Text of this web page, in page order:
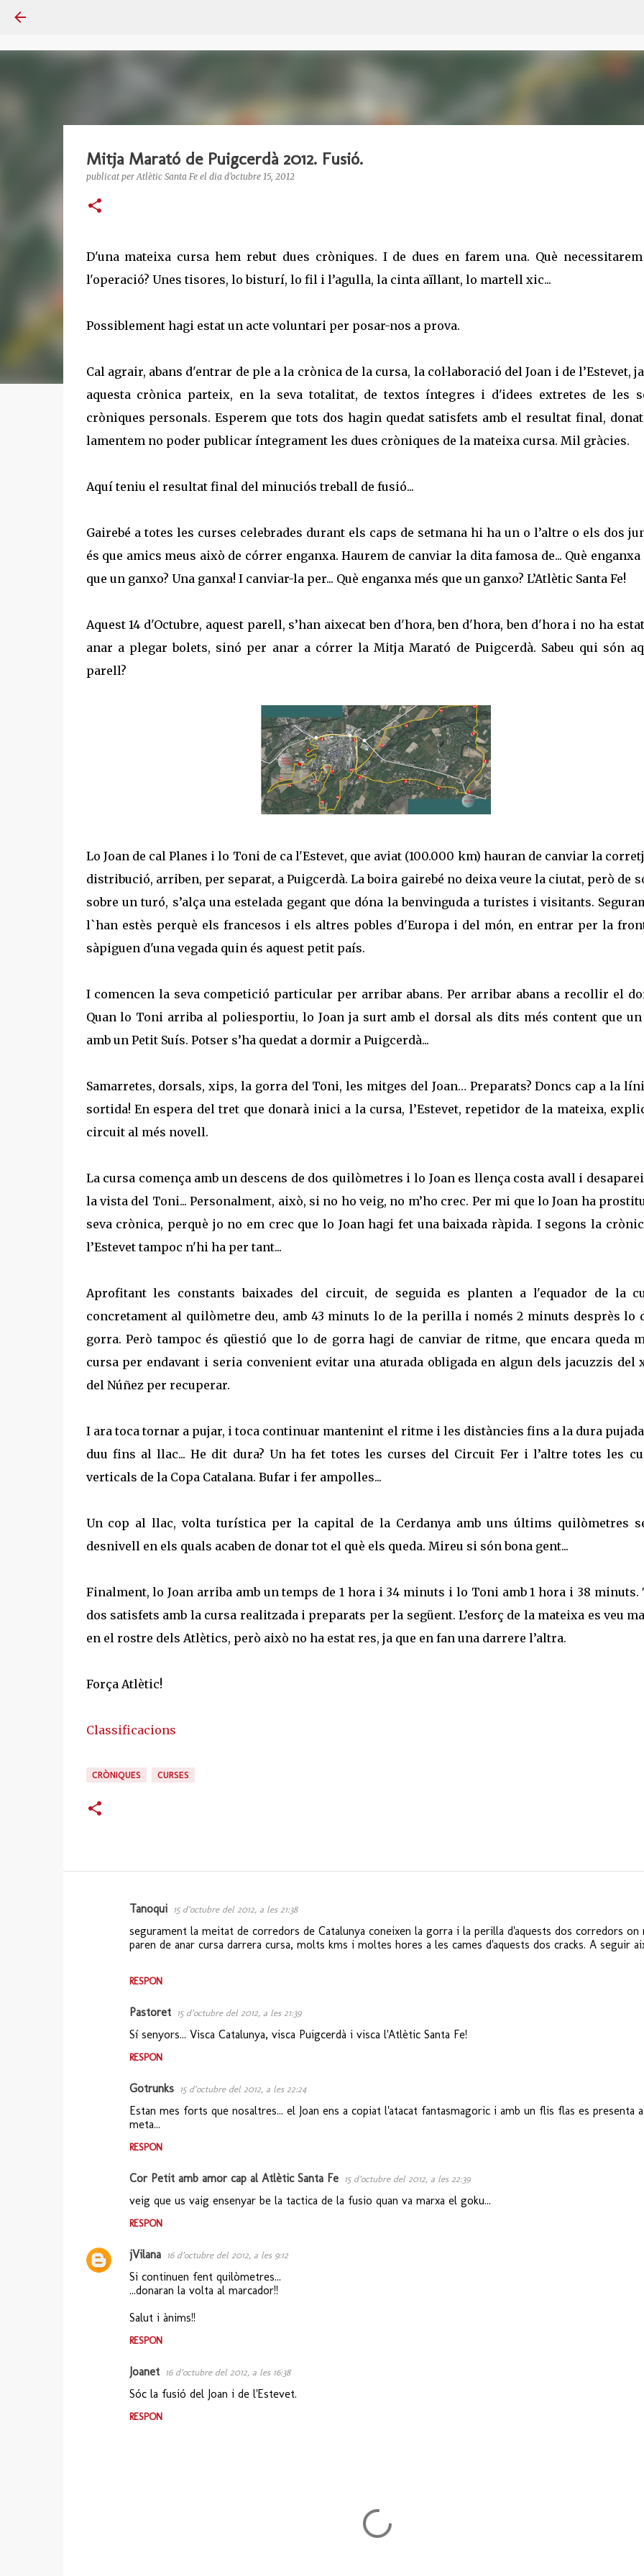
Mitja Marató de Puigcerdà 2012. Fusió.
publicat perAtlètic Santa Fe el dia d’octubre 15, 2012
D'una mateixa cursa hem rebut dues cròniques. I de dues en farem una. Què
l'operació? Unes tisores, lo bisturí, lo fil i l’agulla, la cinta aïllant, lo martell xic...
Possiblement hagi estat un acte voluntari per posar-nos a prova.
Cal agrair, abans d'entrar de ple a la crònica de la cursa, la col·laboració del Joan i de l’Estevet,
aquesta crònica parteix, en la seva totalitat, de textos íntegres i d'idees extretes de les
cròniques personals. Esperem que tots dos hagin quedat satisfets amb el resultat final,
lamentem no poder publicar íntegrament les dues cròniques de la mateixa cursa. Mil gràcies.
Aquí teniu el resultat final del minuciós treball de fusió...
Gairebé a totes les curses celebrades durant els caps de setmana hi ha un o l’altre o els dos
és que amics meus això de córrer enganxa. Haurem de canviar la dita famosa de... Què enganxa
que un ganxo? Una ganxa! I canviar-la per... Què enganxa més que un ganxo? L’Atlètic Santa Fe!
Aquest 14 d'Octubre, aquest parell, s’han aixecat ben d'hora, ben d'hora, ben d'hora i no ha
anar a plegar bolets, sinó per anar a córrer la Mitja Marató de Puigcerdà. Sabeu qui són
parell?
Lo Joan de cal Planes i lo Toni de ca l'Estevet, que aviat (100.000 km) hauran de canviar la
distribució, arriben, per separat, a Puigcerdà. La boira gairebé no deixa veure la ciutat, però de
sobre un turó, s’alça una estelada gegant que dóna la benvinguda a turistes i visitants.
l`han estès perquè els francesos i els altres pobles d'Europa i del món, en entrar per la
sàpiguen d'unavegada quin és aquest petit país.
I comencen la seva competició particular per arribar abans. Per arribar abans a recollir el
Quan lo Toni arriba al poliesportiu, lo Joan ja surt amb el dorsal als dits més content que
amb un Petit Suís. Potser s’ha quedat a dormir a Puigcerdà...
Samarretes, dorsals, xips, la gorra del Toni, les mitges del Joan… Preparats? Doncs cap a la
sortida! En espera del tret que donarà inici a la cursa, l’Estevet, repetidor de la mateixa,
circuit al més novell.
La cursa comença amb un descens de dos quilòmetres i lo Joan es llença costa avall i
la vista del Toni... Personalment, això, si no ho veig, no m’ho crec. Per mi que lo Joan ha
seva crònica, perquè jo no em crec que lo Joan hagi fet una baixada ràpida. I segons la
l’Estevet tampoc n'hiha per tant...
Aprofitant les constants baixades del circuit, de seguida es planten a l'equador de la
concretament al quilòmetre deu, amb 43 minuts lo de la perilla i només 2 minuts desprès lo
gorra. Però tampoc és qüestió que lo de gorra hagi de canviar de ritme, que encara queda
cursa per endavant i seria convenient evitar una aturada obligada en algun dels jacuzzis del
del Núñez per recuperar.
I ara toca tornar a pujar, i toca continuar mantenint el ritme i les distàncies fins a la dura
duu fins al llac... He dit dura? Un ha fet totes les curses del Circuit Fer i l’altre totes les
verticals de la Copa Catalana. Bufar i fer ampolles...
Un cop al llac, volta turística per la capital de la Cerdanya amb uns últims quilòmetres
desnivell en els quals acaben de donar tot el què els queda. Mireu si són bona gent...
Finalment, lo Joan arriba amb un temps de 1 hora i 34 minuts i lo Toni amb 1 hora i 38 minuts.
dos satisfets amb la cursa realitzada i preparats per la següent. L’esforç de la mateixa es veu
en el rostre dels Atlètics, però això no ha estat res, ja que en fan una darrere l’altra.
Força Atlètic!
Classificacions
CRÒNIQUES CURSES
Tanoqui 15 d’octubre del 2012, a les 21:38
segurament la meitat de corredors de Catalunya coneixen la gorra i la perilla d'aquests dos corredors on
paren de anar cursa darrera cursa, molts kms i moltes hores a les cames d'aquests dos cracks. A seguir
RESPON
Pastoret 15 d’octubre del 2012, a les 21:39
Sí senyors... Visca Catalunya, visca Puigcerdà i visca l'Atlètic Santa Fe!
RESPON
Gotrunks 15 d’octubre del 2012, a les 22:24
Estan mes forts que nosaltres... el Joan ens a copiat l'atacat fantasmagoric i amb un flis flas es presenta a
meta...
RESPON
Cor Petit amb amor cap al Atlètic Santa Fe 15 d’octubre del 2012, a les 22:39
veig que us vaig ensenyar be la tactica de la fusio quan va marxa el goku...
RESPON
jVilana 16 d’octubre del 2012, a les 9:12
Si continuen fent quilòmetres...
...donaran la volta al marcador!!
Salut i ànims!!
RESPON
Joanet 16 d’octubre del 2012, a les 16:38
Sóc la fusió del Joan i de l'Estevet.
RESPON